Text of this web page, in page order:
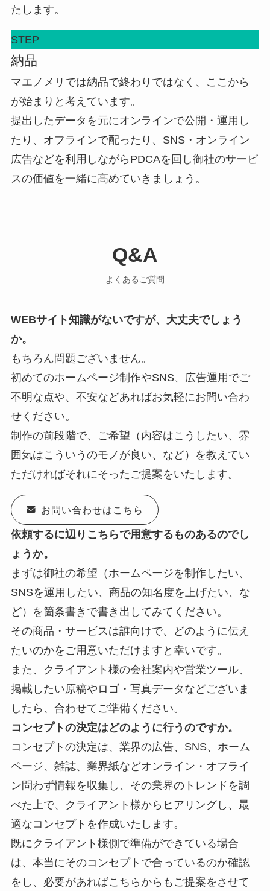
たします。
STEP
納品
マエノメリでは納品で終わりではなく、ここから
が始まりと考えています。
提出したデータを元にオンラインで公開・運用し
たり、オフラインで配ったり、SNS・オンライン
広告などを利用しながらPDCAを回し御社のサービ
スの価値を一緒に高めていきましょう。
Q&A
よくあるご質問
WEBサイト知識がないですが、大丈夫でしょう
か。
もちろん問題ございません。
初めてのホームページ制作やSNS、広告運用でご
不明な点や、不安などあればお気軽にお問い合わ
せください。
制作の前段階で、ご希望（内容はこうしたい、雰
囲気はこういうのモノが良い、など）を教えてい
ただければそれにそったご提案をいたします。
お問い合わせはこちら
依頼するに辺りこちらで用意するものあるのでし
ょうか。
まずは御社の希望（ホームページを制作したい、
SNSを運用したい、商品の知名度を上げたい、な
ど）を箇条書きで書き出してみてください。
その商品・サービスは誰向けで、どのように伝え
たいのかをご用意いただけますと幸いです。
また、クライアント様の会社案内や営業ツール、
掲載したい原稿やロゴ・写真データなどございま
したら、合わせてご準備ください。
コンセプトの決定はどのように行うのですか。
コンセプトの決定は、業界の広告、SNS、ホーム
ページ、雑誌、業界紙などオンライン・オフライ
ン問わず情報を収集し、その業界のトレンドを調
べた上で、クライアント様からヒアリングし、最
適なコンセプトを作成いたします。
既にクライアント様側で準備ができている場合
は、本当にそのコンセプトで合っているのか確認
をし、必要があればこちらからもご提案をさせて